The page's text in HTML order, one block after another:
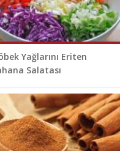
Yağlarını Eriten
Salatası